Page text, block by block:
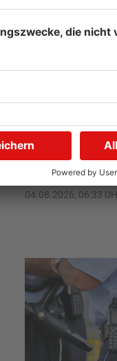
erfasst
04.08.2026, 06:33